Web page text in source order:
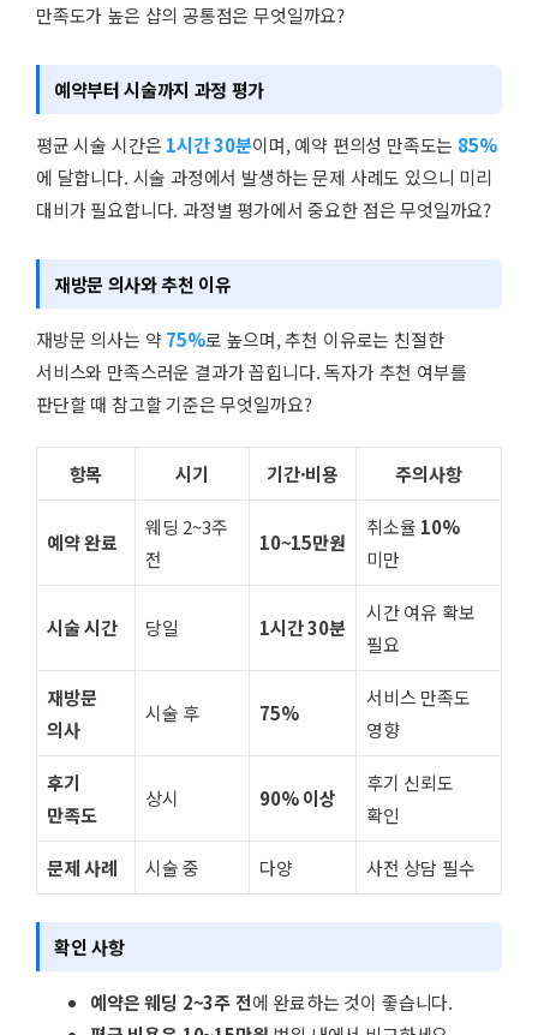
만족도가 높은 샵의 공통점은 무엇일까요?
예약부터 시술까지 과정 평가
평균 시술 시간은 1시간 30분이며, 예약 편의성 만족도는 85%
에 달합니다. 시술 과정에서 발생하는 문제 사례도 있으니 미리
대비가 필요합니다. 과정별 평가에서 중요한 점은 무엇일까요?
재방문 의사와 추천 이유
재방문 의사는 약75%로 높으며, 추천 이유로는 친절한
서비스와 만족스러운 결과가 꼽힙니다. 독자가 추천 여부를
판단할 때 참고할 기준은 무엇일까요?
항목 시기 기간·비용 주의사항
예약 완료
웨딩 2~3주
전
10~15만원
취소율 10%
미만
시술 시간 당일 1시간 30분
시간 여유 확보
필요
재방문
의사
시술 후 75%
서비스 만족도
영향
후기
만족도
상시 90% 이상
후기 신뢰도
확인
문제 사례 시술 중 다양 사전 상담 필수
확인 사항
예약은 웨딩 2~3주 전에 완료하는 것이 좋습니다.